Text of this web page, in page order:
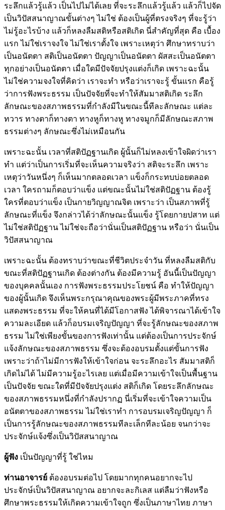
ระลึกแล้วรู้แล้ว เป็นไปไม่ได้เลย ที่จะระลึกแล้วรู้แล้ว แล้วก็ไปจัด
เป็นวิปัสสนาญาณขั้นต่างๆ ไม่ใช่ ต้องเป็นผู้ที่ตรงจริงๆ ที่จะรู้ว่า
ไม่รู้อะไรบ้าง แล้วก็หลงลืมสติหรือสติเกิด นี่สำคัญที่สุด คือ เบื้อง
แรก ไม่ใช่เราจงใจ ไม่ใช่เราตั้งใจ เพราะเหตุว่า ศึกษาทราบว่า
เป็นอนัตตา สติเป็นอนัตตา ปัญญาเป็นอนัตตา ผัสสะเป็นอนัตตา
ทุกอย่างเป็นอนัตตา เมื่อใดมีปัจจัยปรุงแต่งก็เกิด เพราะฉะนั้น
ไม่ใช่ความจงใจที่คิดว่า เราจะทำ หรือว่าเราจะรู้ ขั้นแรก คือรู้
ว่าการฟังพระธรรม เป็นปัจจัยที่จะทำให้สัมมาสติเกิด ระลึก
ลักษณะของสภาพธรรมที่กำลังมีในขณะนี้ทีละลักษณะ แต่ละ
ทวาร ทางตาก็ทางตา ทางหูก็ทางหู ทางจมูกก็มีลักษณะสภาพ
ธรรมต่างๆ ลักษณะซึ่งไม่เหมือนกัน
เพราะฉะนั้น เวลาที่สติปัฏฐานเกิด ผู้นั้นก็ไม่หลงเข้าใจผิดว่าเรา
ทำ แต่ว่าเป็นการเริ่มที่จะเห็นความจริงว่า สติจะระลึก เพราะ
เหตุว่าวันหนึ่งๆ ก็เห็นมากตลอดเวลา แข็งก็กระทบบ่อยตลอด
เวลา ใครถามก็ตอบว่าแข็ง แต่ขณะนั้นไม่ใช่สติปัฏฐาน ต้องรู้
ใครที่ตอบว่าแข็ง เป็นกายวิญญาณจิต เพราะว่า เป็นสภาพที่รู้
ลักษณะที่แข็ง จึงกล่าวได้ว่าลักษณะนั้นแข็ง รู้โดยกายปสาท แต่
ไม่ใช่สติปัฏฐาน ไม่ใช่จะถือว่านั่นเป็นสติปัฏฐาน หรือว่า นั่นเป็น
วิปัสสนาญาณ
เพราะฉะนั้น ต้องทราบว่าขณะที่ชีวิตประจำวัน ที่หลงลืมสติกับ
ขณะที่สติปัฏฐานเกิด ต้องต่างกัน ต้องมีความรู้ อันนี้เป็นปัญญา
ของบุคคลนั้นเอง การฟังพระธรรมประโยชน์ คือ ทำให้ปัญญา
ของผู้นั้นเกิด จึงเห็นพระกรุณาคุณของพระผู้มีพระภาคที่ทรง
แสดงพระธรรม ที่จะให้คนที่ได้มีโอกาสฟัง ได้พิจารณาได้เข้าใจ
ความละเอียด แล้วก็อบรมเจริญปัญญา ที่จะรู้ลักษณะของสภาพ
ธรรม ไม่ใช่เพียงขั้นของการฟังเท่านั้น แต่ต้องเป็นการประจักษ์
แจ้งลักษณะของสภาพธรรม ซึ่งจะต้องอบรมตั้งแต่ขั้นการฟัง
เพราะว่าถ้าไม่มีการฟังให้เข้าใจก่อน จะระลึกอะไร สัมมาสติก็
เกิดไม่ได้ ไม่มีความรู้อะไรเลย แต่เมื่อมีความเข้าใจเป็นพื้นฐาน
เป็นปัจจัย ขณะใดที่มีปัจจัยปรุงแต่ง สติก็เกิด โดยระลึกลักษณะ
ของสภาพธรรมหนึ่งที่กำลังปรากฏ นี่เริ่มที่จะเข้าใจความเป็น
อนัตตาของสภาพธรรม ไม่ใช่เราทำ การอบรมเจริญปัญญา ก็
เป็นการรู้ลักษณะของสภาพธรรมทีละเล็กทีละน้อย จนกว่าจะ
ประจักษ์แจ้งซึ่งเป็นวิปัสสนาญาณ
ผู้ฟัง เป็นปัญญาที่รู้ ใช่ไหม
ท่านอาจารย์ ต้องอบรมต่อไป โดยมากทุกคนอยากจะไป
ประจักษ์เป็นวิปัสสนาญาณ อยากจะละกิเลส แต่ลืมว่าฟังหรือ
ศึกษาพระธรรมให้เกิดความเข้าใจถูก ซึ่งเป็นภาษาไทย ภาษา